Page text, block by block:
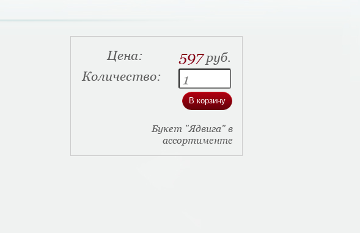
Цена: 597руб.
Количество:
Букет "Ядвига" в
ассортименте